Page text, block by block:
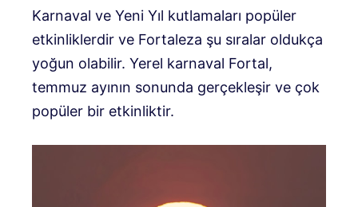
Karnaval ve Yeni Yıl kutlamaları popüler
etkinliklerdir ve Fortaleza şu sıralar oldukça
yoğun olabilir. Yerel karnaval Fortal,
temmuz ayının sonunda gerçekleşir ve çok
popüler bir etkinliktir.